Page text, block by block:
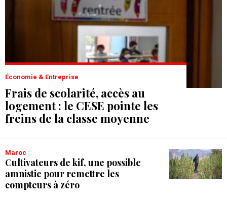
Économie & Entreprise
Frais de scolarité, accès au
logement : le CESE pointe les
freins de la classe moyenne
Maroc
Cultivateurs de kif, une possible
amnistie pour remettre les
compteurs à zéro